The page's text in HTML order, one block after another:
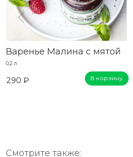
Варенье Малина с мятой
0,2 л
290 ₽ В корзину
Смотрите также: